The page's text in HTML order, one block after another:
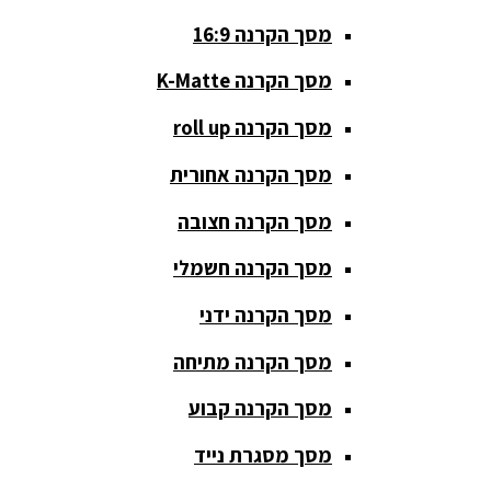
סאבים
וחצובות
ערכת קריוקי
שקטות
מערכות
הגברה
פלטות DJ
קונטרולים
מסך הקרנה 16:9
מסך הקרנה K-Matte
מסך הקרנה roll up
מסך הקרנה אחורית
מסך הקרנה חצובה
מסך הקרנה חשמלי
מסך הקרנה ידני
מסך הקרנה מתיחה
מסך הקרנה קבוע
מסך מסגרת נייד